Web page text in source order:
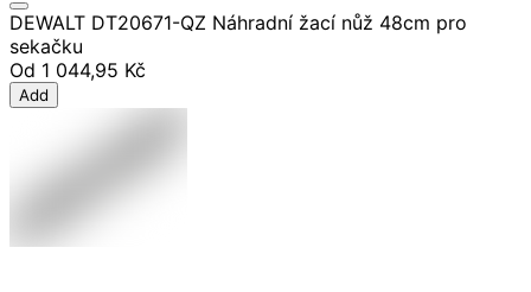
DEWALT DT20671-QZ Náhradní žací nůž 48cm pro
sekačku
Od 1 044,95 Kč
Add